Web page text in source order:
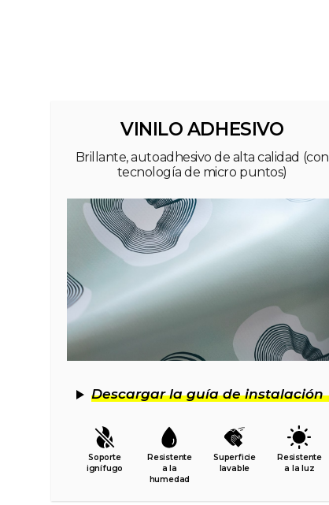
VINILO ADHESIVO
Brillante, autoadhesivo de alta calidad (con
tecnología de micro puntos)
Descargar la guía de instalación
Soporte
ignífugo
Resistente
a la
humedad
Superficie
lavable
Resistente
a la luz